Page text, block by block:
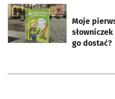
Moje
go dostać?
otworzy się w nowej karcie